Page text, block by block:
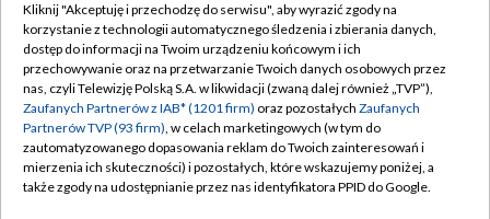
TVP
Abonament TVP
Emisja w TVP
Centrum informacji TVP
Naziemna Telewizja Cyfrowa
Regulamin TVP
Polityka prywatności
Moje zgody
Pomoc
Kliknij "Akceptuję i przechodzę do serwisu", aby wyrazić zgody na
korzystanie z technologii automatycznego śledzenia i zbierania danych,
dostęp do informacji na Twoim urządzeniu końcowym i ich
przechowywanie oraz na przetwarzanie Twoich danych osobowych przez
nas, czyli Telewizję Polską S.A. w likwidacji (zwaną dalej również „TVP”),
Zaufanych Partnerów z IAB* (1201 firm) oraz pozostałych Zaufanych
Partnerów TVP (93 firm), w celach marketingowych (w tym do
zautomatyzowanego dopasowania reklam do Twoich zainteresowań i
mierzenia ich skuteczności) i pozostałych, które wskazujemy poniżej, a
także zgody na udostępnianie przez nas identyfikatora PPID do Google.